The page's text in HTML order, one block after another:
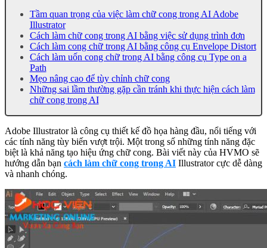
Tầm quan trọng của việc làm chữ cong trong AI Adobe
Illustrator
Cách làm chữ cong trong AI bằng việc sử dụng trình đơn
Cách làm cong chữ trong AI bằng công cụ Envelope Distort
Cách làm uốn cong chữ trong AI bằng công cụ Type on a
Path
Mẹo nâng cao để tùy chỉnh chữ cong
Những sai lầm thường gặp cần tránh khi thực hiện cách làm
chữ cong trong AI
Adobe Illustrator là công cụ thiết kế đồ họa hàng đầu, nổi tiếng với
các tính năng tùy biến vượt trội. Một trong số những tính năng đặc
biệt là khả năng tạo hiệu ứng chữ cong. Bài viết này của HVMO sẽ
hướng dẫn bạn cách làm chữ cong trong AI Illustrator cực dễ dàng
và nhanh chóng.